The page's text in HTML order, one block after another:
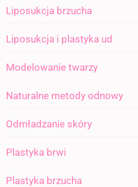
Liposukcja brzucha
Liposukcja i plastyka ud
Modelowanie twarzy
Naturalne metody odnowy
Odmładzanie skóry
Plastyka brwi
Plastyka brzucha